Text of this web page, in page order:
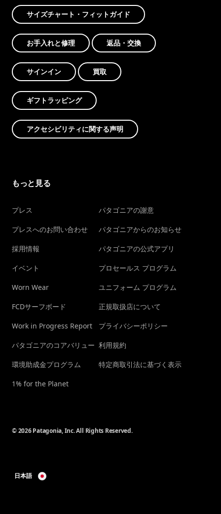
サイズチャート・フィットガイド
お手入れと修理 返品・交換
サインイン 買取
ギフトラッピング
アクセシビリティに関する声明
もっと見る
プレス
プレスへのお問い合わせ
採用情報
イベント
Worn Wear
FCDサーフボード
Work in Progress Report
パタゴニアのコアバリュー
環境助成金プログラム
1% for the Planet
パタゴニアの謝意
パタゴニアからのお知らせ
パタゴニアの公式アプリ
プロセールス プログラム
ユニフォーム プログラム
正規取扱店について
プライバシーポリシー
利用規約
特定商取引法に基づく表示
© 2026 Patagonia, Inc. All Rights Reserved.
日本語